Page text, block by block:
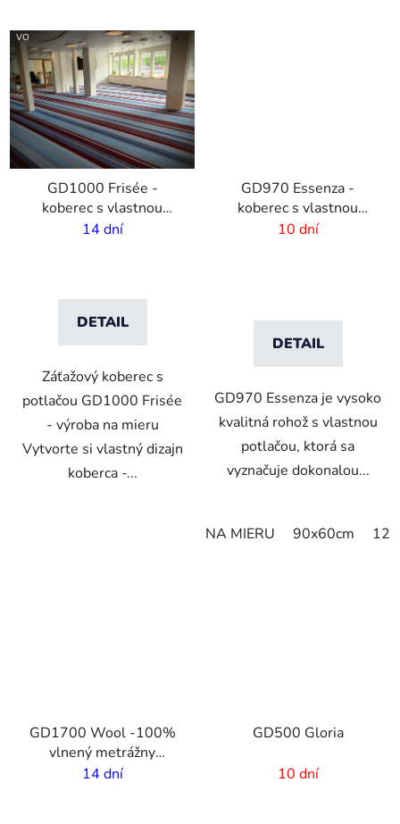
VO
GD1000 Frisée -
koberec s vlastnou
potalčou - 6 mm vlas -14 dní
DETAIL
Záťažový koberec s
potlačou GD1000 Frisée
- výroba na mieru
Vytvorte si vlastný dizajn
koberca -...
GD970 Essenza -
koberec s vlastnou
potlačou
10 dní
DETAIL
GD970 Essenza je vysoko
kvalitná rohož s vlastnou
potlačou, ktorá sa
vyznačuje dokonalou...
NA MIERU 90x60cm
GD1700 Wool -100%
vlnený metrážny
koberec s vlastnou
14 dní
GD500 Gloria
10 dní